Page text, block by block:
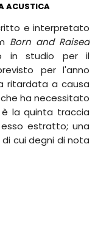
ACUSTICA
e interpretato
Born and Raised
in studio per il
per l'anno
ritardata a causa
ha necessitato
è la quinta traccia
estratto; una
cui degni di nota